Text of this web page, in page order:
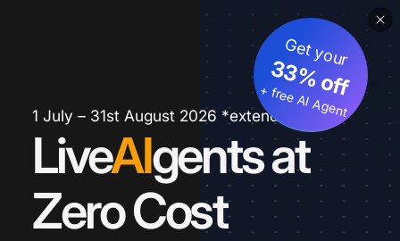
1 July – 31st August 2026 *extended
LiveAIgents at
Zero Cost
Get your
33% off
+ free AI Agent